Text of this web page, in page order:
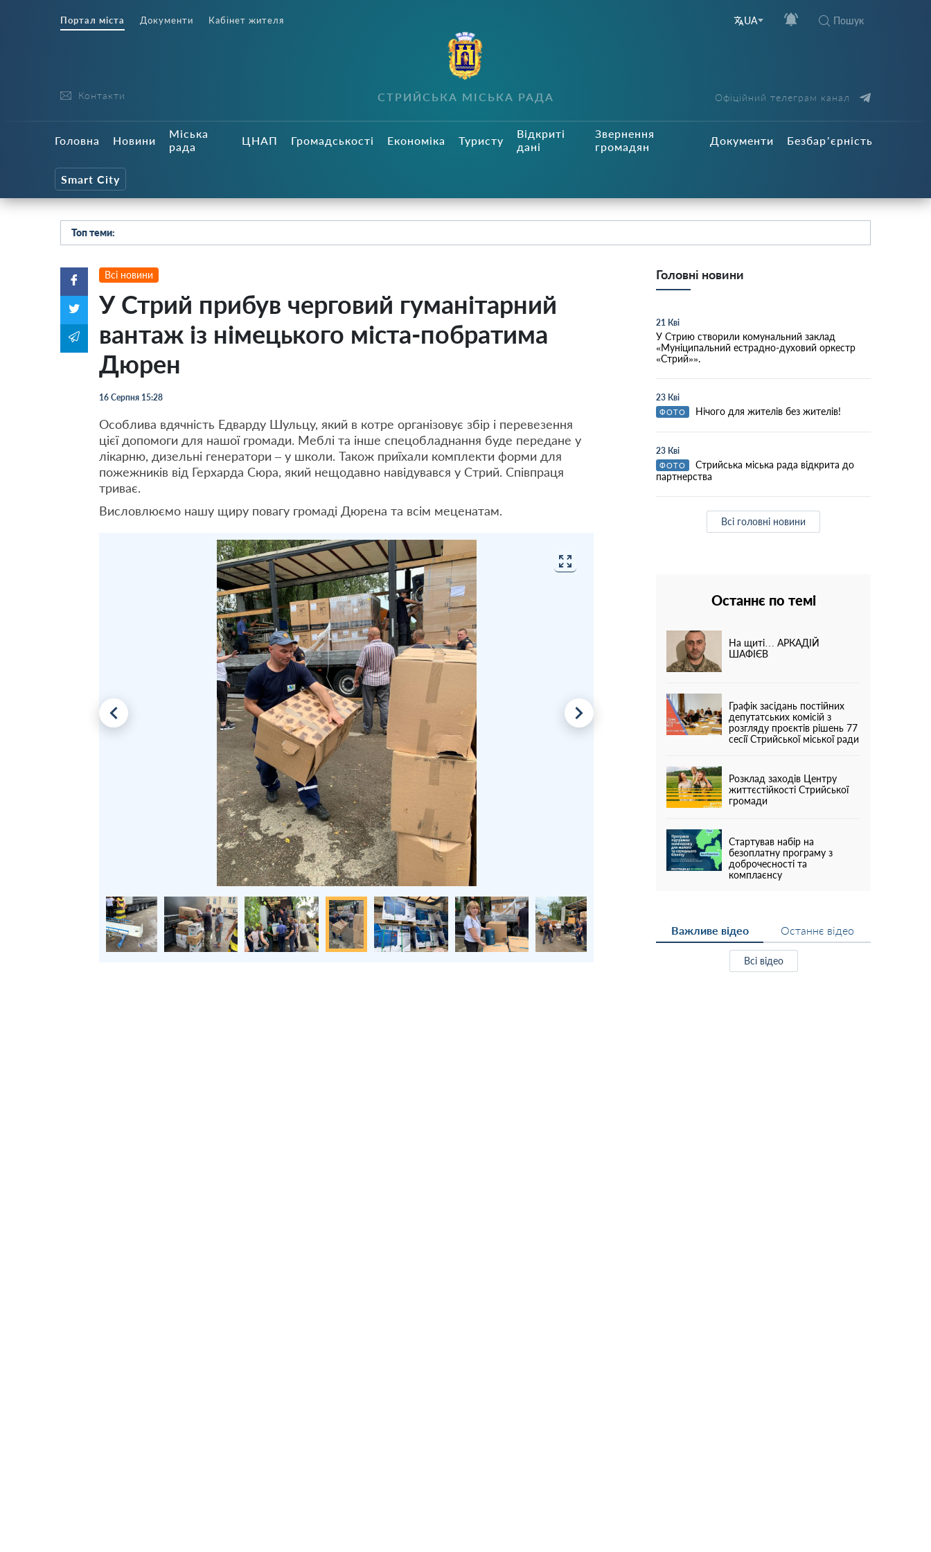
Портал міста Документи Кабінет жителя UA Пошук
Контакти СТРИЙСЬКА МІСЬКА РАДА Офіційний телеграм канал
Головна Новини
Міська
рада
ЦНАП Громадськості Економіка Туристу
Відкриті
дані
Звернення
громадян
Документи Безбар’єрність
Smart City
Топ теми:
Всі новини
У Стрий прибув черговий гуманітарний
вантаж із німецького міста-побратима
Дюрен
16 Серпня 15:28
Особлива вдячність Едварду Шульцу, який в котре організовує збір і перевезення
цієї допомоги для нашої громади. Меблі та інше спецобладнання буде передане у
лікарню, дизельні генератори – у школи. Також приїхали комплекти форми для
пожежників від Герхарда Сюра, який нещодавно навідувався у Стрий. Співпраця
триває.
Висловлюємо нашу щиру повагу громаді Дюрена та всім меценатам.
Головні новини
21 Кві
У Стрию створили комунальний заклад
«Муніципальний естрадно-духовий оркестр
«Стрий»».
23 Кві
ФОТО Нічого для жителів без жителів!
23 Кві
ФОТО
Стрийська міська рада відкрита до
партнерства
Всі головні новини
Останнє по темі
На щиті… АРКАДІЙ
ШАФІЄВ
Графік засідань постійних
депутатських комісій з
розгляду проєктів рішень 77
сесії Стрийської міської ради
Розклад заходів Центру
життєстійкості Стрийської
громади
Стартував набір на
безоплатну програму з
доброчесності та
комплаєнсу
Важливе відео Останнє відео
Всі відео